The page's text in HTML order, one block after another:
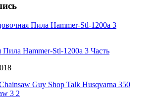
Пила Hammer-Stl-1200a 3 Часть